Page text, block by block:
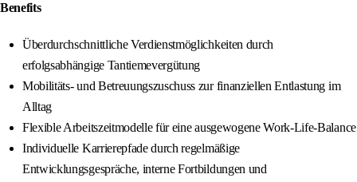
Benefits
Überdurchschnittliche Verdienstmöglichkeiten durch
erfolgsabhängige Tantiemevergütung
Mobilitäts- und Betreuungszuschuss zur finanziellen Entlastung im
Alltag
Flexible Arbeitszeitmodelle für eine ausgewogene Work-Life-Balance
Individuelle Karrierepfade durch regelmäßige
Entwicklungsgespräche, interne Fortbildungen und